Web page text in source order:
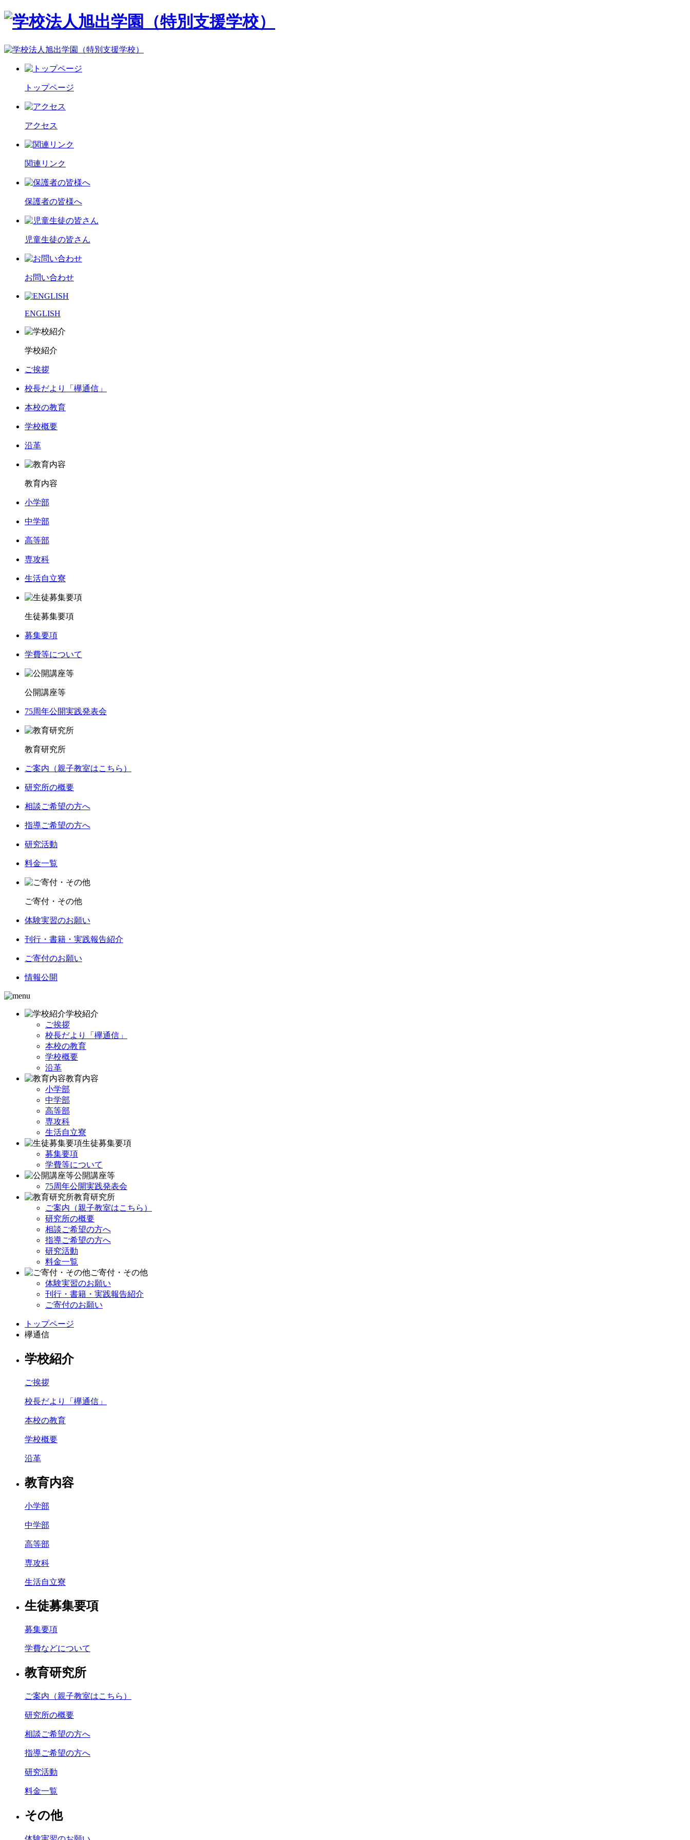
トップページ
アクセス
関連リンク
保護者の皆様へ
児童生徒の皆さん
お問い合わせ
ENGLISH
学校紹介
ご挨拶
校長だより「欅通信」
本校の教育
学校概要
沿革
教育内容
小学部
中学部
高等部
専攻科
生活自立寮
生徒募集要項
募集要項
学費等について
公開講座等
75周年公開実践発表会
教育研究所
ご案内（親子教室はこちら）
研究所の概要
相談ご希望の方へ
指導ご希望の方へ
研究活動
料金一覧
ご寄付・その他
体験実習のお願い
刊行・書籍・実践報告紹介
ご寄付のお願い
情報公開
学校紹介
ご挨拶
校長だより「欅通信」
本校の教育
学校概要
沿革
教育内容
小学部
中学部
高等部
専攻科
生活自立寮
生徒募集要項
募集要項
学費等について
公開講座等
75周年公開実践発表会
教育研究所
ご案内（親子教室はこちら）
研究所の概要
相談ご希望の方へ
指導ご希望の方へ
研究活動
料金一覧
ご寄付・その他
体験実習のお願い
刊行・書籍・実践報告紹介
ご寄付のお願い
トップページ
欅通信
学校紹介
ご挨拶
校長だより「欅通信」
本校の教育
学校概要
沿革
教育内容
小学部
中学部
高等部
専攻科
生活自立寮
生徒募集要項
募集要項
学費などについて
教育研究所
ご案内（親子教室はこちら）
研究所の概要
相談ご希望の方へ
指導ご希望の方へ
研究活動
料金一覧
その他